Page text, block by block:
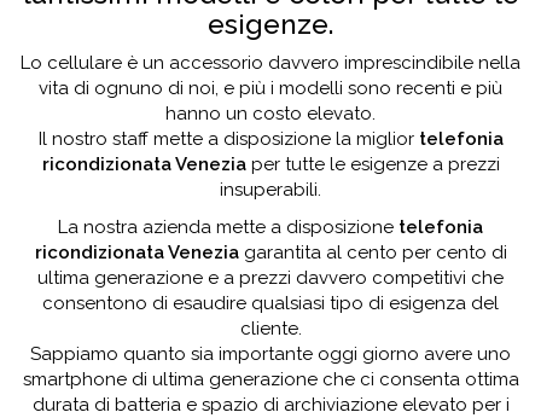
esigenze.
Lo cellulare è un accessorio davvero imprescindibile nella
vita di ognuno di noi, e più i modelli sono recenti e più
hanno un costo elevato.
Il nostro staff mette a disposizione la miglior telefonia
ricondizionata Veneziaper tutte le esigenze a prezzi
insuperabili.
La nostra azienda mette a disposizione telefonia
ricondizionata Veneziagarantita al cento per cento di
ultima generazione e a prezzi davvero competitivi che
consentono di esaudire qualsiasi tipo di esigenza del
cliente.
Sappiamo quanto sia importante oggi giorno avere uno
smartphone di ultima generazione che ci consenta ottima
durata di batteria e spazio di archiviazione elevato per i